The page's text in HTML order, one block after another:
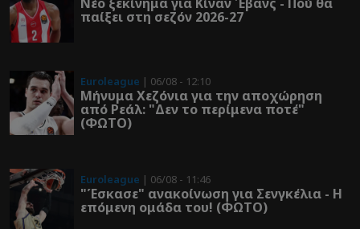
παίξει στη σεζόν 2026-27
Euroleague | 06/08 - 12:10
Μήνυμα Χεζόνια για την αποχώρηση
από Ρεάλ: "Δεν το περίμενα ποτέ"
(ΦΩΤΟ)
Euroleague | 06/08 - 11:46
"Έσκασε" ανακοίνωση για Σενγκέλια - Η
επόμενη ομάδα του! (ΦΩΤΟ)